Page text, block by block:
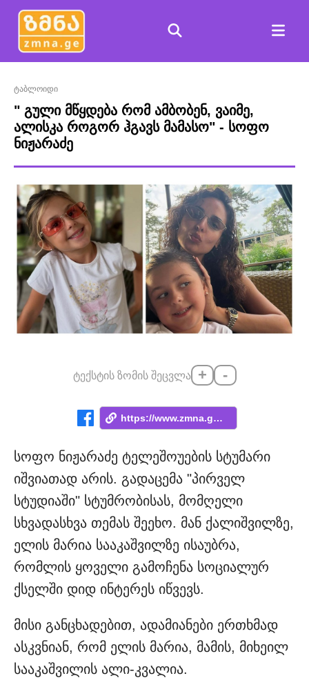
ტაბლოიდი
" გული მწყდება რომ ამბობენ, ვაიმე,
ალისკა როგორ ჰგავს მამასო" - სოფო
ნიჟარაძე
ტექსტის ზომის შეცვლა + -
https://www.zmna.ge/news/guli-mtsydeba-r...
სოფო ნიჟარაძე ტელეშოუების სტუმარი
იშვიათად არის. გადაცემა "პირველ
სტუდიაში" სტუმრობისას, მომღელი
სხვადასხვა თემას შეეხო. მან ქალიშვილზე,
ელის მარია სააკაშვილზე ისაუბრა,
რომლის ყოველი გამოჩენა სოციალურ
ქსელში დიდ ინტერეს იწვევს.
მისი განცხადებით, ადამიანები ერთხმად
ასკვნიან, რომ ელის მარია, მამის, მიხეილ
სააკაშვილის ალი-კვალია.